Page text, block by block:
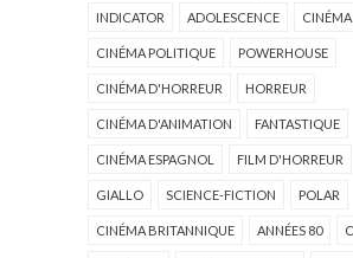
INDICATOR ADOLESCENCE CINÉMA
CINÉMA POLITIQUE POWERHOUSE
CINÉMA D'HORREUR HORREUR
CINÉMA D'ANIMATION FANTASTIQUE
CINÉMA ESPAGNOL FILM D'HORREUR
GIALLO SCIENCE-FICTION POLAR
CINÉMA BRITANNIQUE ANNÉES 80